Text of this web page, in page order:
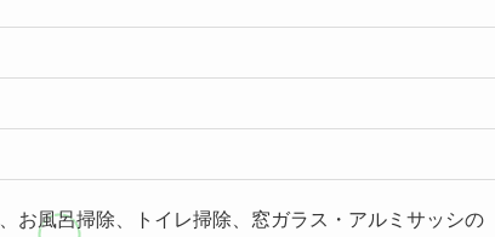
お風呂掃除、トイレ掃除、窓ガラス・アルミサッシの